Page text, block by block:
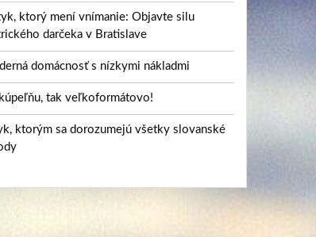
ktorý mení vnímanie: Objavte silu
darčeka v Bratislave
domácnosť s nízkymi nákladmi
tak veľkoformátovo!
ktorým sa dorozumejú všetky slovanské